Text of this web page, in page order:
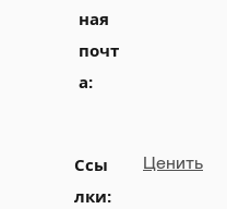
ная
почт
а:
Ссы
лки:
Ценить